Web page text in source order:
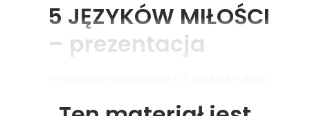
5 JĘZYKÓW MIŁOŚCI
– prezentacja